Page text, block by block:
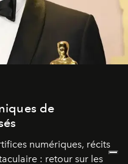
de
numériques, récits
: retour sur les